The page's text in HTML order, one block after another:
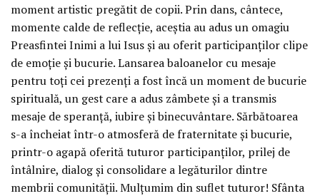
moment artistic pregătit de copii. Prin dans, cântece,
momente calde de reflecție, aceștia au adus un omagiu
Preasfintei Inimi a lui Isus și au oferit participanților clipe
de emoție și bucurie. Lansarea baloanelor cu mesaje
pentru toți cei prezenți a fost încă un moment de bucurie
spirituală, un gest care a adus zâmbete și a transmis
mesaje de speranță, iubire și binecuvântare. Sărbătoarea
s-a încheiat într-o atmosferă de fraternitate și bucurie,
printr-o agapă oferită tuturor participanților, prilej de
întâlnire, dialog și consolidare a legăturilor dintre
membrii comunității. Mulțumim din suflet tuturor! Sfânta